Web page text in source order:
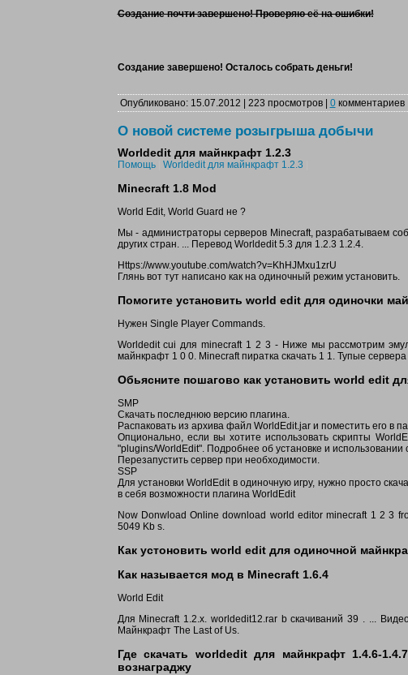
Создание почти завершено! Проверяю её на ошибки!
Создание завершено! Осталось собрать деньги!
Опубликовано: 15.07.2012 | 223 просмотров | 0комментариев
О новой системе розыгрыша добычи
Worldedit для майнкрафт 1.2.3
Помощь| Worldedit для майнкрафт 1.2.3
Minecraft 1.8 Mod
World Edit, World Guard не ?
Мы - администраторы серверов Minecraft, разрабатываем
других стран. ... Перевод Worldedit 5.3 для 1.2.3 1.2.4.
Https://www.youtube.com/watch?v=KhHJMxu1zrU
Глянь вот тут написано как на одиночный режим установить.
Помогите установить world edit для одиночки
Нужен Single Player Commands.
Worldedit cui для minecraft 1 2 3 - Ниже мы рассмотрим
майнкрафт 1 0 0. Minecraft пиратка скачать 1 1. Тупые
Обьясните пошагово как установить world edit
SMP
Скачать последнюю версию плагина.
Распаковать из архива файл WorldEdit.jar и поместить его в
Опционально, если вы хотите использовать скрипты
"plugins/WorldEdit". Подробнее об установке и использовании
Перезапустить сервер при необходимости.
SSP
Для установки WorldEdit в одиночную игру, нужно просто
в себя возможности плагина WorldEdit
Now Donwload Online download world editor minecraft 1 2 3
5049 Kb s.
Как устоновить world edit для одиночной
Как называется мод в Minecraft 1.6.4
World Edit
Для Minecraft 1.2.x. worldedit12.rar b cкачиваний 39 . ...
Майнкрафт The Last of Us.
Где скачать worldedit для майнкрафт 1.4.6-
вознаграджу